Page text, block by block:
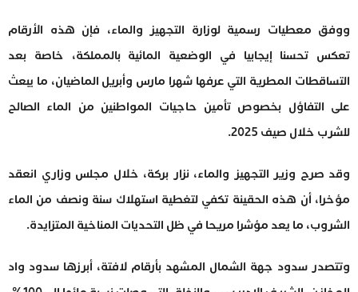
ووفق معطيات رسمية لوزارة التجهيز والماء، فإن هذه الأرقام
تعكس تحسنا إيجابيا في الوضعية المائية بالمملكة، خاصة بعد
التساقطات المطرية التي عرفها شهرا مارس وأبريل الماضيان، ما يبعث
على التفاؤل بخصوص تأمين حاجيات المواطنين من الماء الصالح
للشرب خلال صيف 2025.
وقد صرح وزير التجهيز والماء، نزار بركة، خلال مجلس وزاري انعقد
مؤخرا، أن هذه الحقينة تكفي لتغطية استهلاك سنة ونصف من الماء
الشروب، ما يعد مؤشرا مريحا في ظل التحديات المناخية المتزايدة.
وتتصدر سدود جهة الشمال المشهد بأرقام لافتة، أبرزها سدود واد